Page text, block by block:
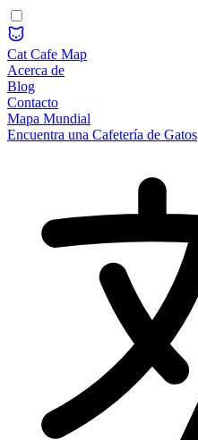
Cat Cafe Map
Acerca de
Blog
Contacto
Mapa Mundial
Encuentra una Cafetería de Gatos